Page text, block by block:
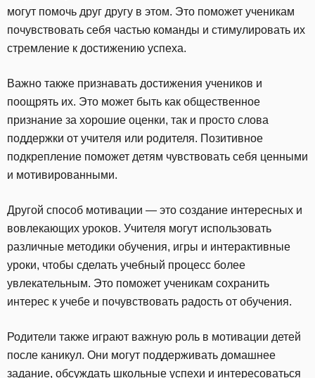
могут помочь друг другу в этом. Это поможет ученикам
почувствовать себя частью команды и стимулировать их
стремление к достижению успеха.
Важно также признавать достижения учеников и
поощрять их. Это может быть как общественное
признание за хорошие оценки, так и просто слова
поддержки от учителя или родителя. Позитивное
подкрепление поможет детям чувствовать себя ценными
и мотивированными.
Другой способ мотивации — это создание интересных и
вовлекающих уроков. Учителя могут использовать
различные методики обучения, игры и интерактивные
уроки, чтобы сделать учебный процесс более
увлекательным. Это поможет ученикам сохранить
интерес к учебе и почувствовать радость от обучения.
Родители также играют важную роль в мотивации детей
после каникул. Они могут поддерживать домашнее
задание, обсуждать школьные успехи и интересоваться